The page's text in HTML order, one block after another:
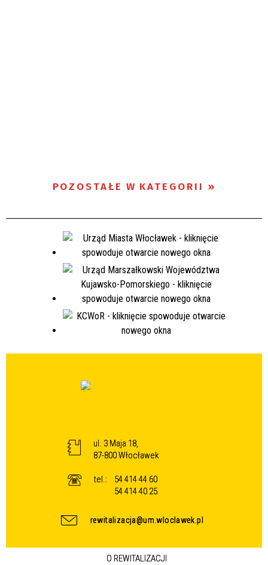
POZOSTAŁE W KATEGORII
ul. 3 Maja 18,
87-800 Włocławek
tel.:
54 414 44 60
54 414 40 25
rewitalizacja@um.wloclawek.pl
O REWITALIZACJI